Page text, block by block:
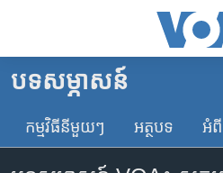
គេហទំព័រ​
និង​
ចូល​
កម្ពុជា
អន្តរជាតិ
បទ​សម្ភាសន៍
កម្មវិធី​នីមួយៗ អត្ថបទ​ អំពី​